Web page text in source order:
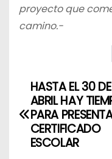
proyecto que
camino.-
N
a
HASTA EL 30 DE
ABRIL HAY
PARA
CERTIFICADO
ESCOLAR